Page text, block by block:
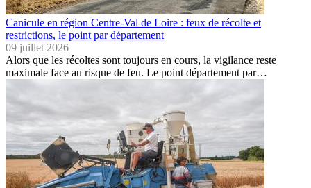
Canicule en région Centre-Val de Loire : feux de récolte et
restrictions, le point par département
09 juillet 2026
Alors que les récoltes sont toujours en cours, la vigilance reste
maximale face au risque de feu. Le point département par…